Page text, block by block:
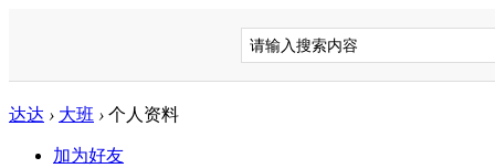
达达 › 大班 › 个人资料
加为好友